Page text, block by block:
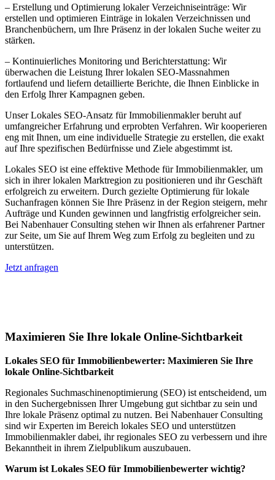
– Erstellung und Optimierung lokaler Verzeichniseinträge: Wir
erstellen und optimieren Einträge in lokalen Verzeichnissen und
Branchenbüchern, um Ihre Präsenz in der lokalen Suche weiter zu
stärken.
– Kontinuierliches Monitoring und Berichterstattung: Wir
überwachen die Leistung Ihrer lokalen SEO-Massnahmen
fortlaufend und liefern detaillierte Berichte, die Ihnen Einblicke in
den Erfolg Ihrer Kampagnen geben.
Unser Lokales SEO-Ansatz für Immobilienmakler beruht auf
umfangreicher Erfahrung und erprobten Verfahren. Wir kooperieren
eng mit Ihnen, um eine individuelle Strategie zu erstellen, die exakt
auf Ihre spezifischen Bedürfnisse und Ziele abgestimmt ist.
Lokales SEO ist eine effektive Methode für Immobilienmakler, um
sich in ihrer lokalen Marktregion zu positionieren und ihr Geschäft
erfolgreich zu erweitern. Durch gezielte Optimierung für lokale
Suchanfragen können Sie Ihre Präsenz in der Region steigern, mehr
Aufträge und Kunden gewinnen und langfristig erfolgreicher sein.
Bei Nabenhauer Consulting stehen wir Ihnen als erfahrener Partner
zur Seite, um Sie auf Ihrem Weg zum Erfolg zu begleiten und zu
unterstützen.
Jetzt anfragen
Maximieren Sie Ihre lokale Online-Sichtbarkeit
Lokales SEO für Immobilienbewerter: Maximieren Sie Ihre
lokale Online-Sichtbarkeit
Regionales Suchmaschinenoptimierung (SEO) ist entscheidend, um
in den Suchergebnissen Ihrer Umgebung gut sichtbar zu sein und
Ihre lokale Präsenz optimal zu nutzen. Bei Nabenhauer Consulting
sind wir Experten im Bereich lokales SEO und unterstützen
Immobilienmakler dabei, ihr regionales SEO zu verbessern und ihre
Bekanntheit in ihrem Zielpublikum auszubauen.
Warum ist Lokales SEO für Immobilienbewerter wichtig?